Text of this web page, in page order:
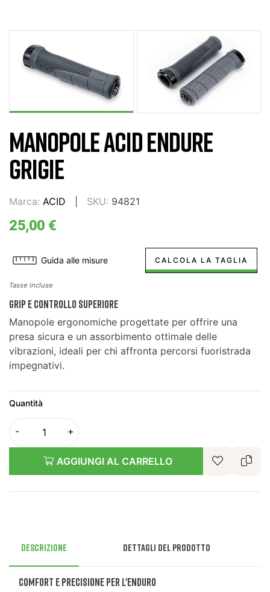
MANOPOLE ACID ENDURE
GRIGIE
Marca: ACID SKU: 94821
25,00 €
Guida alle misure CALCOLA LA TAGLIA
Tasse incluse
Grip e Controllo Superiore
Manopole ergonomiche progettate per offrire una
presa sicura e un assorbimento ottimale delle
vibrazioni, ideali per chi affronta percorsi fuoristrada
impegnativi.
Quantità
AGGIUNGI AL CARRELLO
Descrizione Dettagli del prodotto
Comfort e Precisione per l'Enduro